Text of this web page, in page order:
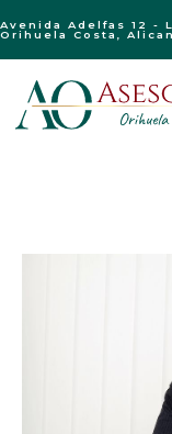
Avenida Adelfas 12 -
Orihuela Costa,